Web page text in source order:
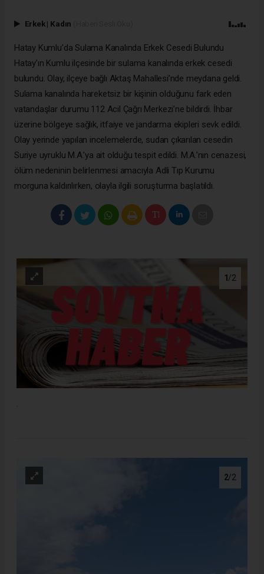
Erkek | Kadın
Hatay Kumlu’da Sulama Kanalında Erkek Cesedi Bulundu
Hatay’ın Kumlu ilçesinde bir sulama kanalında erkek cesedi
bulundu. Olay, ilçeye bağlı Aktaş Mahallesi’nde meydana geldi.
Sulama kanalında hareketsiz bir kişinin olduğunu fark eden
vatandaşlar durumu 112 Acil Çağrı Merkezi’ne bildirdi. İhbar
üzerine bölgeye sağlık, itfaiye ve jandarma ekipleri sevk edildi.
Olay yerinde yapılan incelemelerde, sudan çıkarılan cesedin
Suriye uyruklu M.A.’ya ait olduğu tespit edildi. M.A.’nın cenazesi,
ölüm nedeninin belirlenmesi amacıyla Adli Tıp Kurumu
morguna kaldırılırken, olayla ilgili soruşturma başlatıldı.
1 /2
2/2